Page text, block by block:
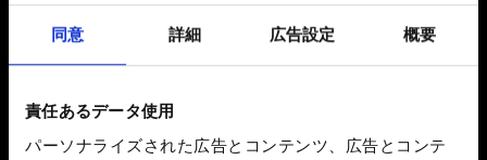
同意 詳細 広告設定 概要
責任あるデータ使用
パーソナライズされた広告とコンテンツ、広告とコンテ
「REDEngine」及び「CD Projekt Red」フォルダ
Windowsのエクスプローラーにフォルダーが見つからな
い場合は、下記の方法をお試しください。
Windows 10: 表示タブ →隠しファイル
Windows 11: 表示タブ→表示→隠しファイル